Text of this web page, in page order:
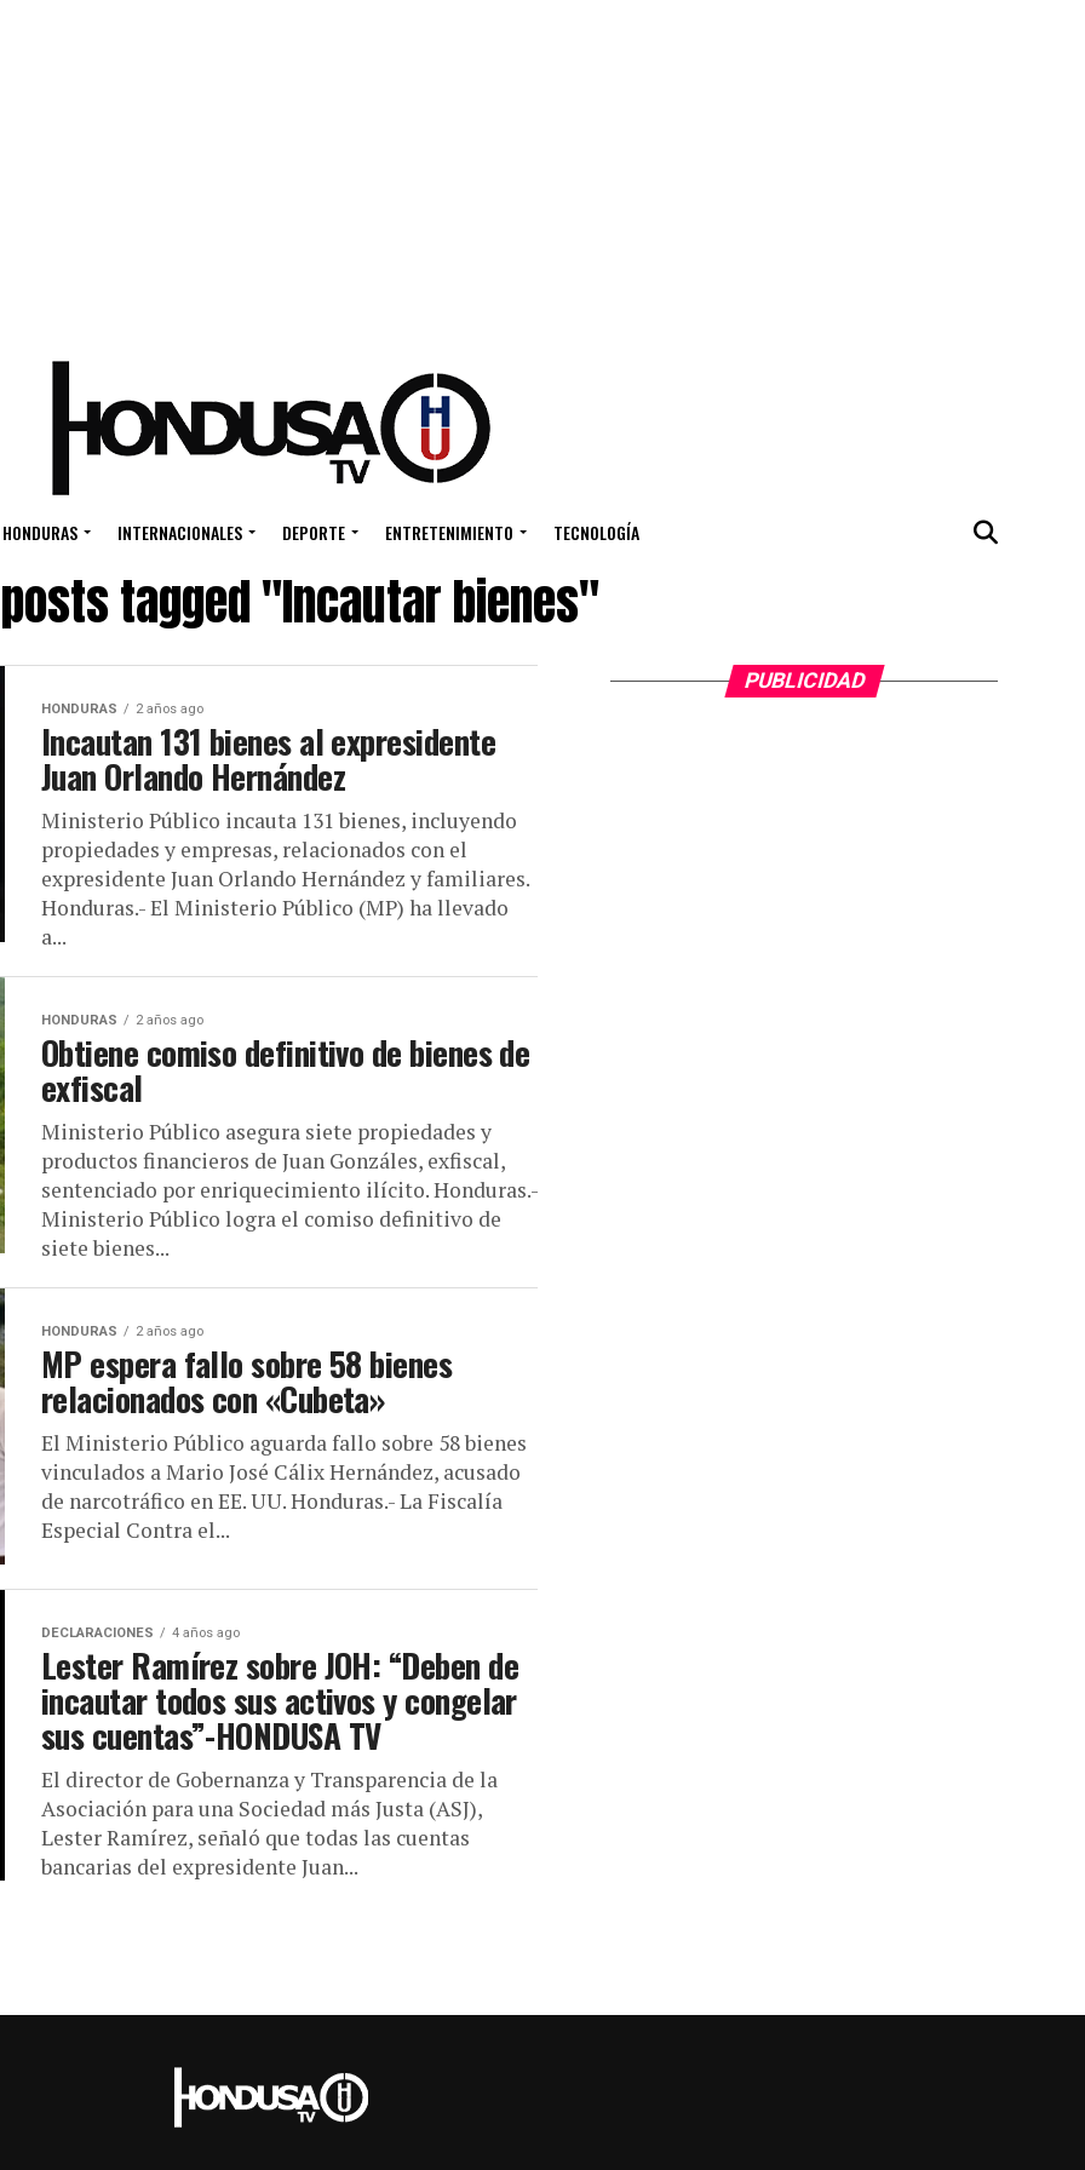
HONDURAS INTERNACIONALES DEPORTE ENTRETENIMIENTO TECNOLOGÍA
tagged "Incautar bienes"
HONDURAS 2 años ago
Incautan 131 bienes al expresidente
Juan Orlando Hernández
Ministerio Público incauta 131 bienes, incluyendo
propiedades y empresas, relacionados con el
expresidente Juan Orlando Hernández y familiares.
Honduras.- El Ministerio Público (MP) ha llevado
a...
HONDURAS 2 años ago
Obtiene comiso definitivo de bienes de
exfiscal
Ministerio Público asegura siete propiedades y
productos financieros de Juan Gonzáles, exfiscal,
sentenciado por enriquecimiento ilícito. Honduras.-
Ministerio Público logra el comiso definitivo de
siete bienes...
HONDURAS 2 años ago
MP espera fallo sobre 58 bienes
relacionados con «Cubeta»
El Ministerio Público aguarda fallo sobre 58 bienes
vinculados a Mario José Cálix Hernández, acusado
de narcotráfico en EE. UU. Honduras.- La Fiscalía
Especial Contra el...
DECLARACIONES 4 años ago
Lester Ramírez sobre JOH: “Deben de
incautar todos sus activos y congelar
sus cuentas”-HONDUSA TV
El director de Gobernanza y Transparencia de la
Asociación para una Sociedad más Justa (ASJ),
Lester Ramírez, señaló que todas las cuentas
bancarias del expresidente Juan...
PUBLICIDAD